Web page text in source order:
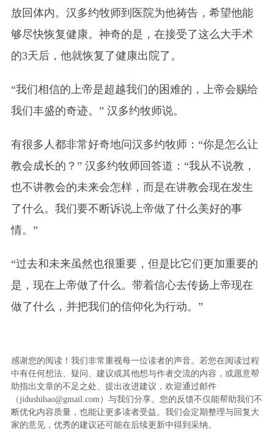
放回体内。汉多约牧师到医院为他祷告，希望他能
够尽快恢复健康。神奇的是，在接受了这么大手术
的3天后，他就恢复了健康出院了。
“我们相信的上帝是超越我们的困难的，上帝会赐给
我们丰盛的奇迹。” 汉多约牧师说。
有很多人都非常好奇地问汉多约牧师：“你是怎么让
教会成长的？” 汉多约牧师回答道：“我从不说教，
也不讲教会的未来会怎样，而是在讲教会现在发生
了什么。我们要不断诉说上帝做了什么美好的事
情。”
“过去和未来虽然也很重要，但是比它们更加重要的
是，现在上帝做了什么。带着信心去传扬上帝现在
做了什么，并把我们的信仰化为行动。”
感谢您的阅读！我们非常重视每一位读者的声音。若您在阅读过程
中有任何想法、疑问、建议或其他想与作者交流的内容，或愿意帮
助指出文章的不足之处、提出改进建议，欢迎通过邮件
（jidushibao@gmail.com）与我们分享。您的反馈不仅能帮助我们不
断优化内容质量，也能让更多读者受益。我们会定期整理与回复大
家的意见，优秀的建议还可能在后续更新中得到采纳。